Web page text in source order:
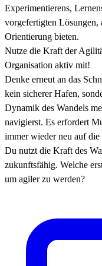
Experimentierens,
vorgefertigten Lösungen,
Orientierung bieten.
Nutze die Kraft der
Organisation aktiv mit!
Denke erneut an das
kein sicherer Hafen,
Dynamik des Wandels
navigierst. Es erfordert
immer wieder neu auf
Du nutzt die Kraft des
zukunftsfähig. Welche
um agiler zu werden?